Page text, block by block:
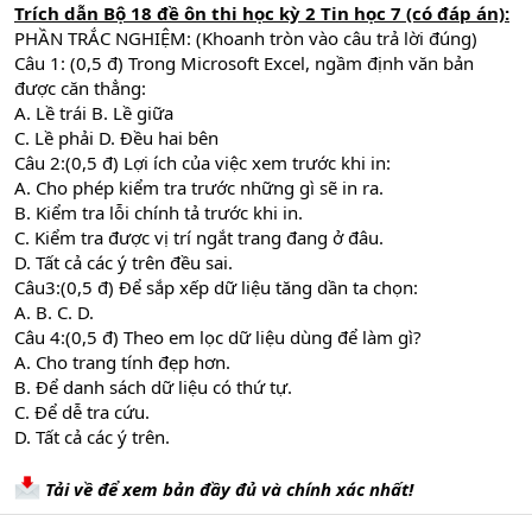
Trích dẫn Bộ 18 đề ôn thi học kỳ 2 Tin học 7 (có đáp án):
PHẦN TRẮC NGHIỆM: (Khoanh tròn vào câu trả lời đúng)
Câu 1: (0,5 đ) Trong Microsoft Excel, ngầm định văn bản
được căn thẳng:
A. Lề trái B. Lề giữa
C. Lề phải D. Đều hai bên
Câu 2:(0,5 đ) Lợi ích của việc xem trước khi in:
A. Cho phép kiểm tra trước những gì sẽ in ra.
B. Kiểm tra lỗi chính tả trước khi in.
C. Kiểm tra được vị trí ngắt trang đang ở đâu.
D. Tất cả các ý trên đều sai.
Câu3:(0,5 đ) Để sắp xếp dữ liệu tăng dần ta chọn:
A. B. C. D.
Câu 4:(0,5 đ) Theo em lọc dữ liệu dùng để làm gì?
A. Cho trang tính đẹp hơn.
B. Để danh sách dữ liệu có thứ tự.
C. Để dễ tra cứu.
D. Tất cả các ý trên.
Tải về để xem bản đầy đủ và chính xác nhất!